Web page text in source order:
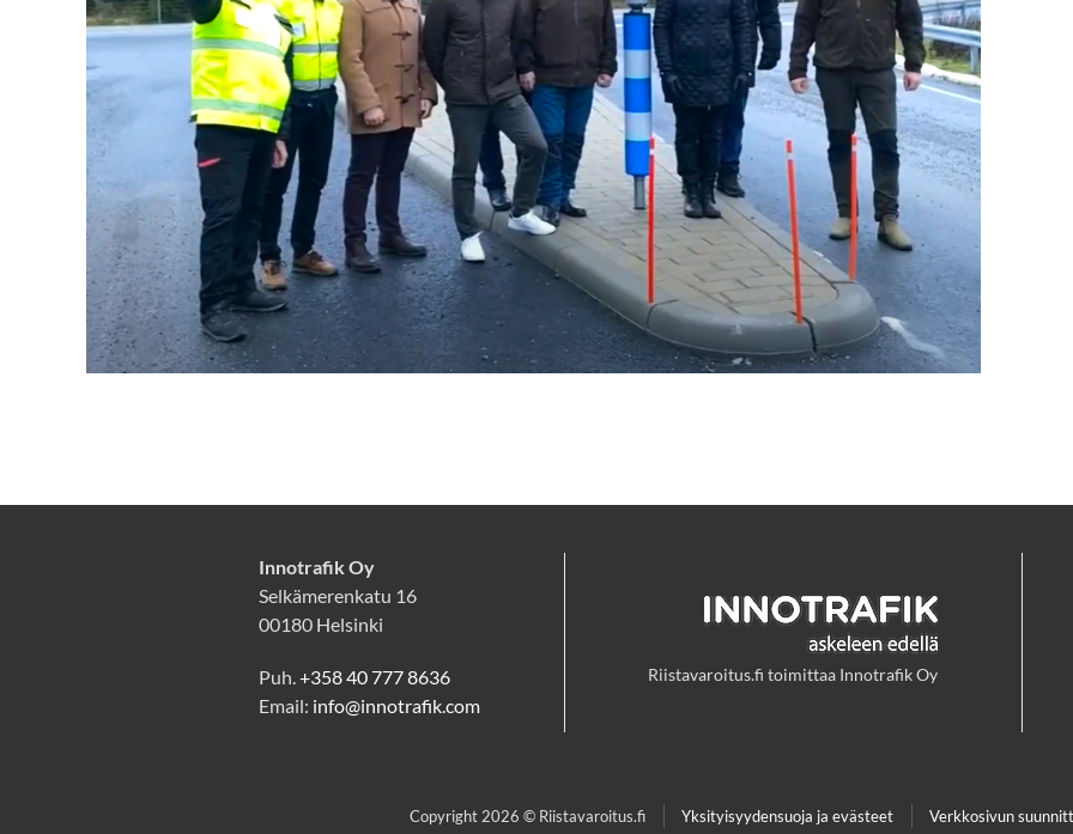
Innotrafik Oy
Selkämerenkatu 16
00180 Helsinki
Puh.+358 40 777 8636
Email: info@innotrafik.com
Riistavaroitus.fi toimittaa Innotrafik Oy
Copyright 2026 © Riistavaroitus.fi Yksityisyydensuoja ja evästeet Verkkosivun